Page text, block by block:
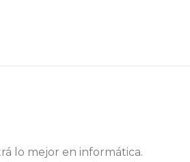
lo mejor en informática.